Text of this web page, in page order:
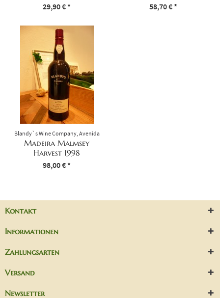
0.5 Liter(59,80 € * / 1 Liter)
29,90 € * 0.75 Liter(78,27 € * / 1 Liter)
58,70 € *
Blandy`s Wine Company, Avenida
Arriaga, 28 Funchal, Portugal
Madeira Malmsey
Harvest 1998
0.75 Liter(130,67 € * / 1 Liter)
98,00 € *
Kontakt
Informationen
Zahlungsarten
Versand
Newsletter